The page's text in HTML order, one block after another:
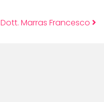
Dott. Marras Francesco